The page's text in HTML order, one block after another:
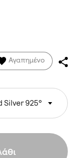
Αγαπημένο
Silver 925°